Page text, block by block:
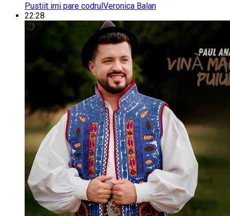
Pustiit imi pare codrulVeronica Balan
22:28